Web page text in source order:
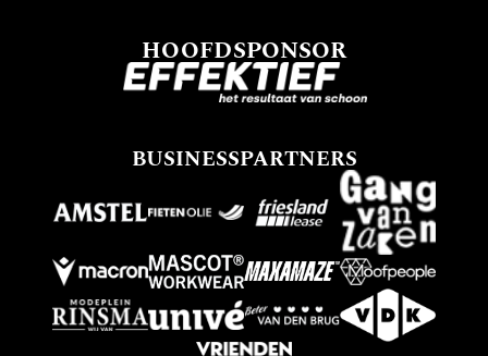
HOOFDSPONSOR
BUSINESSPARTNERS